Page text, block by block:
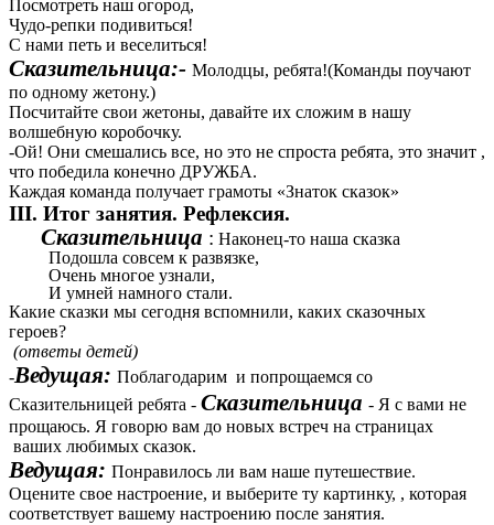
Посмотреть наш огород,
Чудо-репки подивиться!
С нами петь и веселиться!
Сказительница:- Молодцы, ребята!(Команды поучают
по одному жетону.)
Посчитайте свои жетоны, давайте их сложим в нашу
волшебную коробочку.
-Ой! Они смешались все, но это не спроста ребята, это значит ,
что победила конечно ДРУЖБА.
Каждая команда получает грамоты «Знаток сказок»
III. Итог занятия. Рефлексия.
: Наконец-то наша сказка
совсем к развязке,
многое узнали,
намного стали.
Какие сказки мы сегодня вспомнили, каких сказочных
героев?
(ответы детей)
-Ведущая: Поблагодарим и попрощаемся со
Сказительницей ребята - Сказительница - Я с вами не
прощаюсь. Я говорю вам до новых встреч на страницах
ваших любимых сказок.
Ведущая: Понравилось ли вам наше путешествие.
Оцените свое настроение, и выберите ту картинку, , которая
соответствует вашему настроению после занятия.